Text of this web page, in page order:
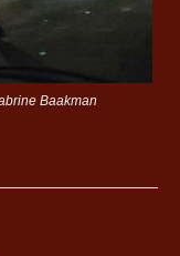
Baakman